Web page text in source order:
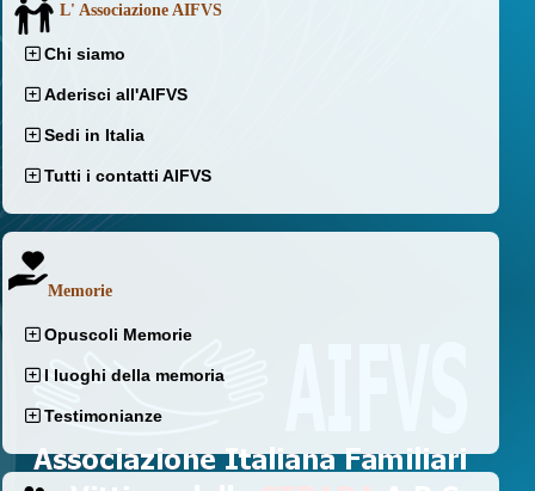
L' Associazione AIFVS
Chi siamo
Aderisci all'AIFVS
Sedi in Italia
Tutti i contatti AIFVS
Memorie
Opuscoli Memorie
I luoghi della memoria
Testimonianze